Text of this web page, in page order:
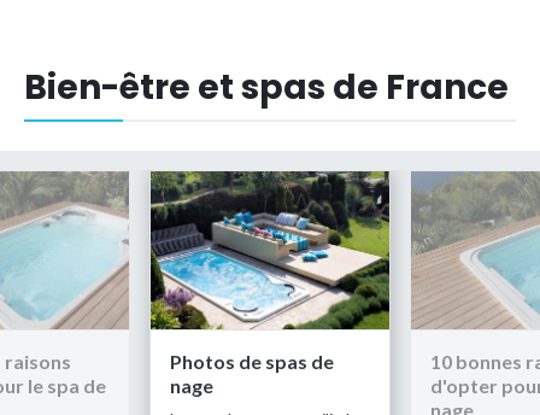
Bien-être et spas de France
raisons
le spa de
Photos de spas de
nage
10 bonnes
d'opter
nage